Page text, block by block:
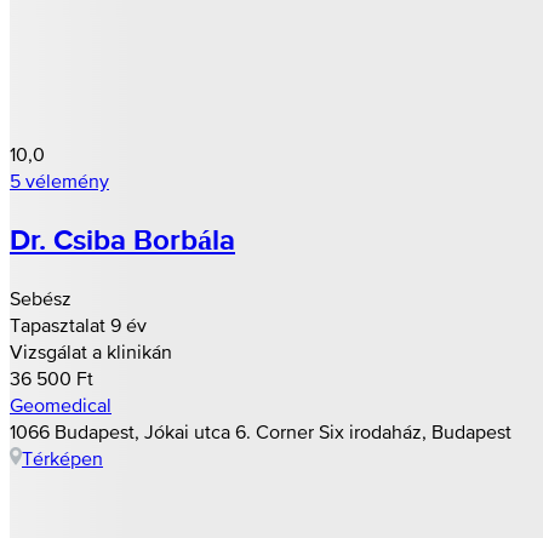
10,0
5 vélemény
Dr. Csiba Borbála
Sebész
Tapasztalat 9 év
Vizsgálat a klinikán
36 500 Ft
Geomedical
1066 Budapest, Jókai utca 6. Corner Six irodaház, Budapest
Térképen